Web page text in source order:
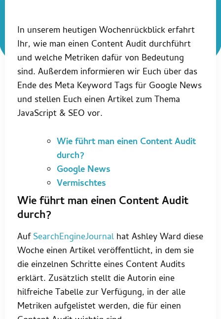
In unserem heutigen Wochenrückblick erfahrt
Ihr, wie man einen Content Audit durchführt
und welche Metriken dafür von Bedeutung
sind. Außerdem informieren wir Euch über das
Ende des Meta Keyword Tags für Google News
und stellen Euch einen Artikel zum Thema
JavaScript & SEO vor.
Wie führt man einen Content Audit
durch?
Google News
Vermischtes
Wie führt man einen Content Audit
durch?
AufSearchEngineJournal hat Ashley Ward diese
Woche einen Artikel veröffentlicht, in dem sie
die einzelnen Schritte eines Content Audits
erklärt. Zusätzlich stellt die Autorin eine
hilfreiche Tabelle zur Verfügung, in der alle
Metriken aufgelistet werden, die für einen